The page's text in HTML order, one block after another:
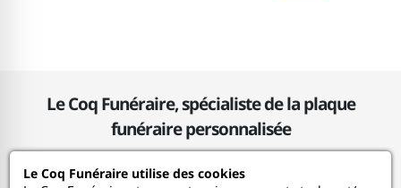
Le Coq Funéraire, spécialiste de la plaque
funéraire personnalisée
Le Coq Funéraire utilise des cookies